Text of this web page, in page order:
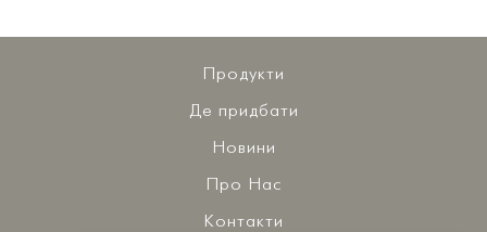
Продукти
Де придбати
Новини
Про Нас
Контакти